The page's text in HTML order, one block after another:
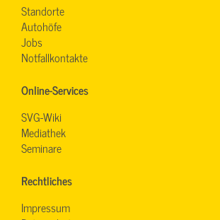
Standorte
Autohöfe
Jobs
Notfallkontakte
Online-Services
SVG-Wiki
Mediathek
Seminare
Rechtliches
Impressum